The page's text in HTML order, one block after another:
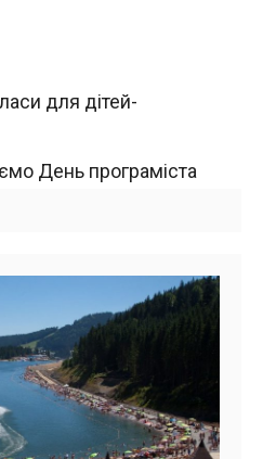
для дітей-
День програміста